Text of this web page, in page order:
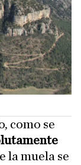
como se
la muela se